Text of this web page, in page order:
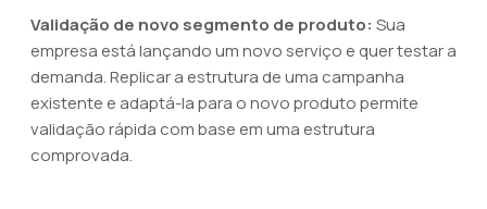
Validação de novo segmento de produto: Sua
empresa está lançando um novo serviço e quer testar a
demanda. Replicar a estrutura de uma campanha
existente e adaptá-la para o novo produto permite
validação rápida com base em uma estrutura
comprovada.